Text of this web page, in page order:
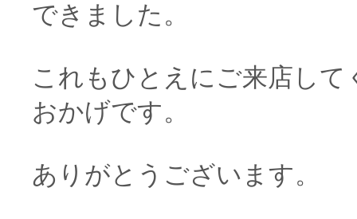
できました。
これもひとえにご来店して
おかげです。
ありがとうございます。